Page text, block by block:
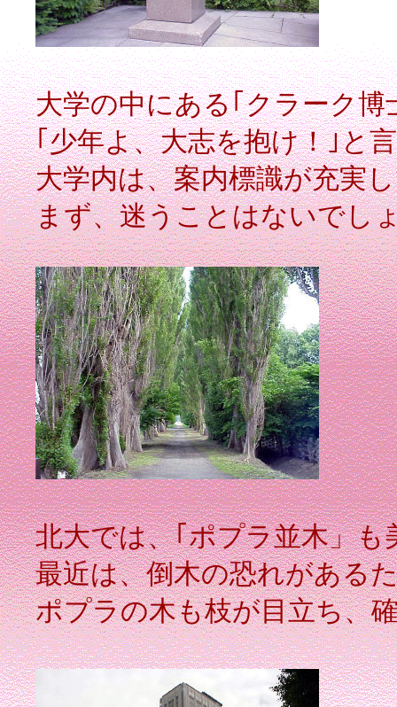
大学の中にある｢クラーク博
｢少年よ、大志を抱け！｣と
大学内は、案内標識が充実
まず、迷うことはないでし
北大では、｢ポプラ並木」
最近は、倒木の恐れがある
ポプラの木も枝が目立ち、